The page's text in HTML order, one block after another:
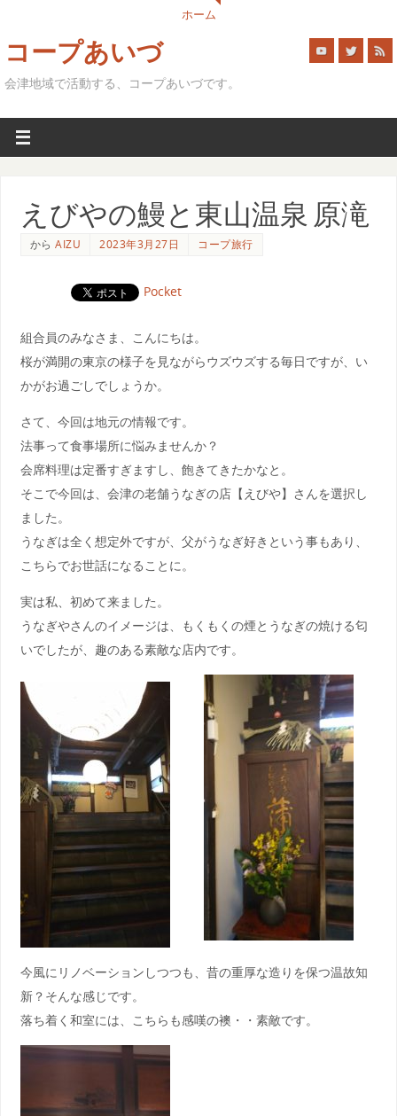
ホーム
コープあいづ
会津地域で活動する、コープあいづです。
えびやの鰻と東山温泉 原滝
からAIZU 2023年3月27日 コープ旅行
Pocket
組合員のみなさま、こんにちは。
桜が満開の東京の様子を見ながらウズウズする毎日ですが、い
かがお過ごしでしょうか。
さて、今回は地元の情報です。
法事って食事場所に悩みませんか？
会席料理は定番すぎますし、飽きてきたかなと。
そこで今回は、会津の老舗うなぎの店【えびや】さんを選択し
ました。
うなぎは全く想定外ですが、父がうなぎ好きという事もあり、
こちらでお世話になることに。
実は私、初めて来ました。
うなぎやさんのイメージは、もくもくの煙とうなぎの焼ける匂
いでしたが、趣のある素敵な店内です。
今風にリノベーションしつつも、昔の重厚な造りを保つ温故知
新？そんな感じです。
落ち着く和室には、こちらも感嘆の襖・・素敵です。